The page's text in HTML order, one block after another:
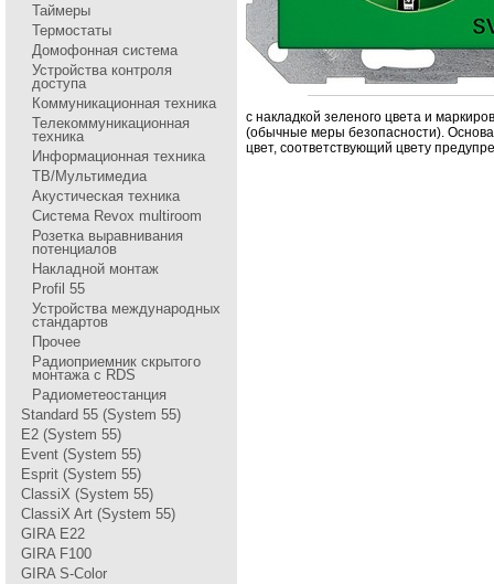
Таймеры
Термостаты
Домофонная система
Устройства контроля
доступа
Коммуникационная техника
Телекоммуникационная
техника
Информационная техника
ТВ/Мультимедиа
Акустическая техника
Система Revox multiroom
Розетка выравнивания
потенциалов
Накладной монтаж
Profil 55
Устройства международных
стандартов
Прочее
Радиоприемник скрытого
монтажа с RDS
Радиометеостанция
Standard 55 (System 55)
E2 (System 55)
Event (System 55)
Esprit (System 55)
ClassiX (System 55)
ClassiX Art (System 55)
GIRA Е22
GIRA F100
GIRA S-Color
с накладкой зеленого цвета и
(обычные меpы безопасности).
цвет, соответствующий цвету